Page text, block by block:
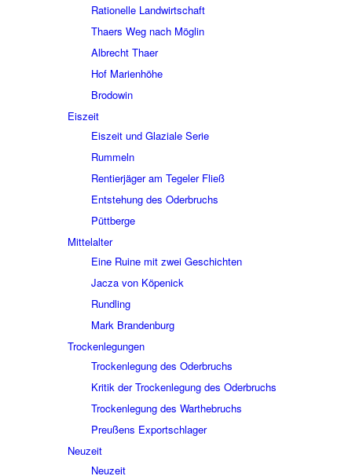
Ratio­nelle Land­wirt­schaft
Thaers Weg nach Möglin
Albrecht Thaer
Hof Mari­en­höhe
Brodo­win
Eiszeit
Eiszeit und Glaziale Serie
Rummeln
Rentier­jä­ger am Tege­ler Fließ
Entste­hung des Oder­bruchs
Pütt­berge
Mittel­al­ter
Eine Ruine mit zwei Geschich­ten
Jacza von Köpe­nick
Rund­ling
Mark Bran­den­burg
Trocken­le­gun­gen
Trocken­le­gung des Oder­bruchs
Kritik der Trocken­le­gung des Oder­bruchs
Trocken­le­gung des Wart­he­bruchs
Preu­ßens Export­schla­ger
Neuzeit
Neuzeit